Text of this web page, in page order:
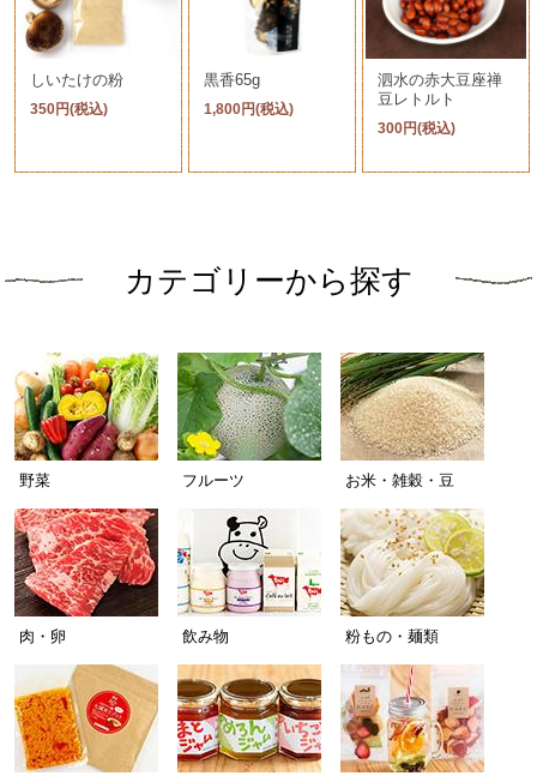
しいたけの粉
350円(税込)
黒香65g
1,800円(税込)
泗水の赤大豆座禅
豆レトルト
300円(税込)
カテゴリーから探す
野菜 フルーツ お米・雑穀・豆
肉・卵 飲み物 粉もの・麺類